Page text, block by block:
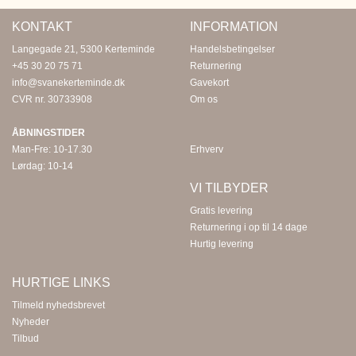
KONTAKT
Langegade 21, 5300 Kerteminde
+45 30 20 75 71
info@svanekerteminde.dk
CVR nr. 30733908
ÅBNINGSTIDER
Man-Fre: 10-17.30
Lørdag: 10-14
INFORMATION
Handelsbetingelser
Returnering
Gavekort
Om os
Erhverv
VI TILBYDER
Gratis levering
Returnering i op til 14 dage
Hurtig levering
HURTIGE LINKS
Tilmeld nyhedsbrevet
Nyheder
Tilbud